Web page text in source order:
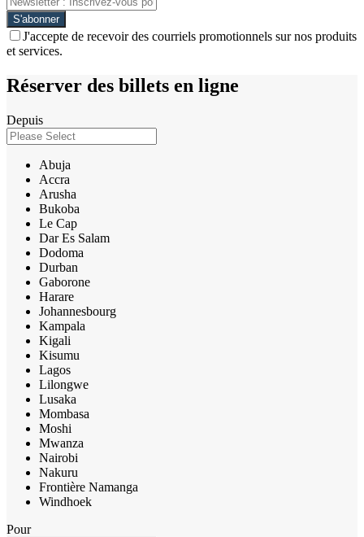
J'accepte de recevoir des courriels promotionnels sur nos produits
et services.
Réserver des billets en ligne
Depuis
Abuja
Accra
Arusha
Bukoba
Le Cap
Dar Es Salam
Dodoma
Durban
Gaborone
Harare
Johannesbourg
Kampala
Kigali
Kisumu
Lagos
Lilongwe
Lusaka
Mombasa
Moshi
Mwanza
Nairobi
Nakuru
Frontière Namanga
Windhoek
Pour